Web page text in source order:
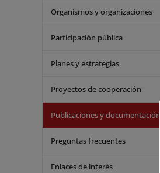
Organismos y organizaciones
Participación pública
Planes y estrategias
Proyectos de cooperación
Publicaciones y documentación
Preguntas frecuentes
Enlaces de interés